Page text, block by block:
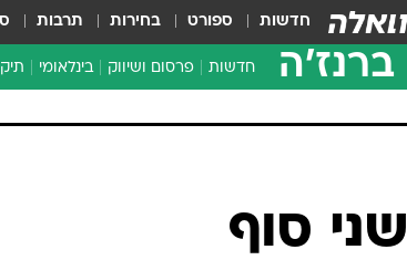
חדשות ספורט בחירות תרבות
ברנז'ה חדשות פרסום ושיווק בינלאומי
שני סוף